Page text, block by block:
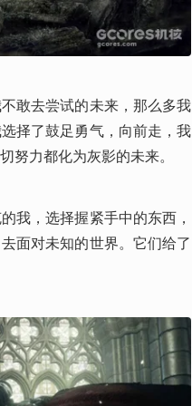
敢去尝试的未来，那么多我
择了鼓足勇气，向前走，我
努力都化为灰影的未来。
我，选择握紧手中的东西，
面对未知的世界。它们给了